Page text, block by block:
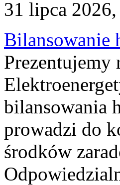
31 lipca
Bilansowanie
bilansowania
prowadzi do
środków